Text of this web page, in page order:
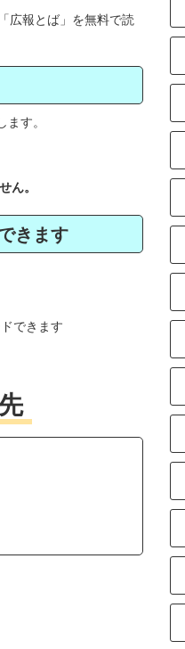
広報とば」を無料で読
す。
ん。
きます
できます